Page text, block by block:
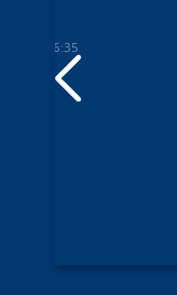
- 06:35